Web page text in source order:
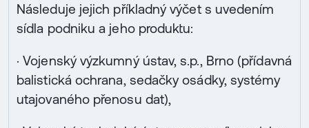
Následuje jejich příkladný výčet s uvedením
sídla podniku a jeho produktu:
· Vojenský výzkumný ústav, s.p., Brno (přídavná
balistická ochrana, sedačky osádky, systémy
utajovaného přenosu dat),